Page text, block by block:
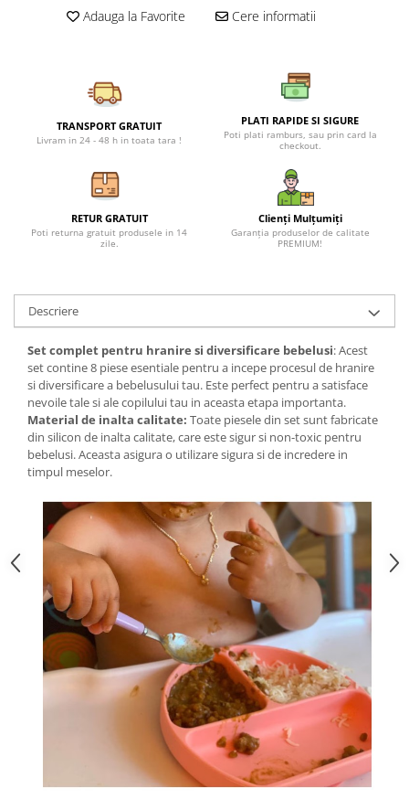
Seturi de artificii
Torte de stadion
Vulcani electrici
Kendama Special
Kendama Super Sticky Big Cup V2
Kendama Zen V3 Cupe Mari
Petreceri Animale
Adauga la Favorite Cere informatii
TRANSPORT GRATUIT
Livram in 24 - 48 h in toata tara !
PLATI RAPIDE SI SIGURE
Poti plati ramburs, sau prin card la
checkout.
RETUR GRATUIT
Poti returna gratuit produsele in 14
zile.
Clienți Mulțumiți
Garanția produselor de calitate
PREMIUM!
Descriere
Set complet pentru hranire si diversificare bebelusi: Acest
set contine 8 piese esentiale pentru a incepe procesul de hranire
si diversificare a bebelusului tau. Este perfect pentru a satisface
nevoile tale si ale copilului tau in aceasta etapa importanta.
Material de inalta calitate: Toate piesele din set sunt fabricate
din silicon de inalta calitate, care este sigur si non-toxic pentru
bebelusi. Aceasta asigura o utilizare sigura si de incredere in
timpul meselor.